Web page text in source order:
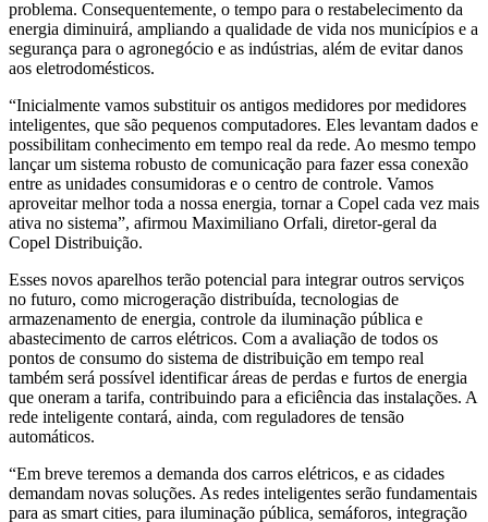
problema. Consequentemente, o tempo para o restabelecimento da
energia diminuirá, ampliando a qualidade de vida nos municípios e a
segurança para o agronegócio e as indústrias, além de evitar danos
aos eletrodomésticos.
“Inicialmente vamos substituir os antigos medidores por medidores
inteligentes, que são pequenos computadores. Eles levantam dados e
possibilitam conhecimento em tempo real da rede. Ao mesmo tempo
lançar um sistema robusto de comunicação para fazer essa conexão
entre as unidades consumidoras e o centro de controle. Vamos
aproveitar melhor toda a nossa energia, tornar a Copel cada vez mais
ativa no sistema”, afirmou Maximiliano Orfali, diretor-geral da
Copel Distribuição.
Esses novos aparelhos terão potencial para integrar outros serviços
no futuro, como microgeração distribuída, tecnologias de
armazenamento de energia, controle da iluminação pública e
abastecimento de carros elétricos. Com a avaliação de todos os
pontos de consumo do sistema de distribuição em tempo real
também será possível identificar áreas de perdas e furtos de energia
que oneram a tarifa, contribuindo para a eficiência das instalações. A
rede inteligente contará, ainda, com reguladores de tensão
automáticos.
“Em breve teremos a demanda dos carros elétricos, e as cidades
demandam novas soluções. As redes inteligentes serão fundamentais
para as smart cities, para iluminação pública, semáforos, integração